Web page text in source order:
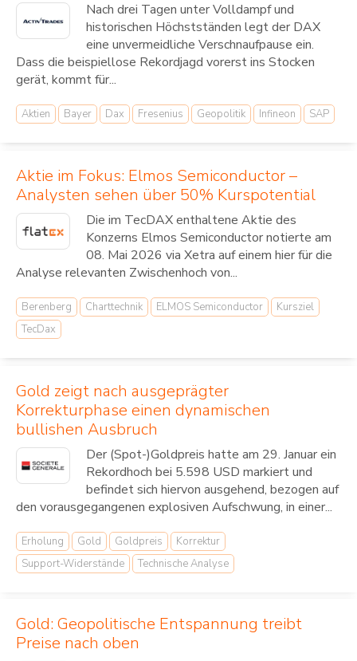
Nach drei Tagen unter Volldampf und
historischen Höchstständen legt der DAX
eine unvermeidliche Verschnaufpause ein.
Dass die beispiellose Rekordjagd vorerst ins Stocken
gerät, kommt für...
Aktien Bayer Dax Fresenius Geopolitik Infineon SAP
Aktie im Fokus: Elmos Semiconductor –
Analysten sehen über 50% Kurspotential
Die im TecDAX enthaltene Aktie des
Konzerns Elmos Semiconductor notierte am
08. Mai 2026 via Xetra auf einem hier für die
Analyse relevanten Zwischenhoch von...
Berenberg Charttechnik ELMOS Semiconductor
Kursziel
TecDax
Gold zeigt nach ausgeprägter
Korrekturphase einen dynamischen
bullishen Ausbruch
Der (Spot-)Goldpreis hatte am 29. Januar ein
Rekordhoch bei 5.598 USD markiert und
befindet sich hiervon ausgehend, bezogen auf
den vorausgegangenen explosiven Aufschwung, in einer...
Erholung Gold Goldpreis
Korrektur
Support-Widerstände
Technische Analyse
Gold: Geopolitische Entspannung treibt
Preise nach oben